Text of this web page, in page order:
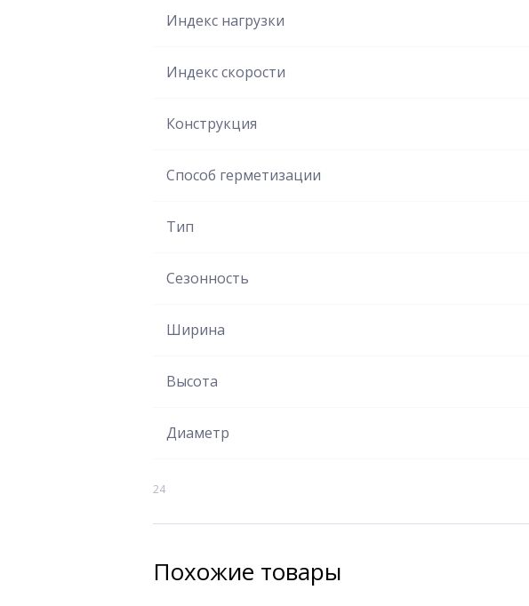
Индекс нагрузки
Индекс скорости
Конструкция
Способ герметизации
Тип
Сезонность
Ширина
Высота
Диаметр
24
Похожие товары